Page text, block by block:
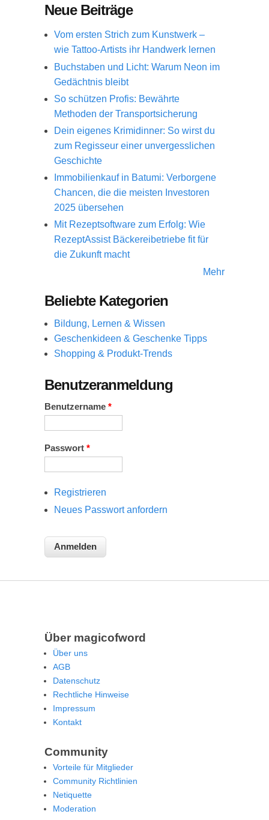
Neue Beiträge
Vom ersten Strich zum Kunstwerk –
wie Tattoo-Artists ihr Handwerk lernen
Buchstaben und Licht: Warum Neon im
Gedächtnis bleibt
So schützen Profis: Bewährte
Methoden der Transportsicherung
Dein eigenes Krimidinner: So wirst du
zum Regisseur einer unvergesslichen
Geschichte
Immobilienkauf in Batumi: Verborgene
Chancen, die die meisten Investoren
2025 übersehen
Mit Rezeptsoftware zum Erfolg: Wie
RezeptAssist Bäckereibetriebe fit für
die Zukunft macht
Mehr
Beliebte Kategorien
Bildung, Lernen & Wissen
Geschenkideen & Geschenke Tipps
Shopping & Produkt-Trends
Benutzeranmeldung
Benutzername *
Passwort *
Registrieren
Neues Passwort anfordern
Über magicofword
Über uns
AGB
Datenschutz
Rechtliche Hinweise
Impressum
Kontakt
Community
Vorteile für Mitglieder
Community Richtlinien
Netiquette
Moderation